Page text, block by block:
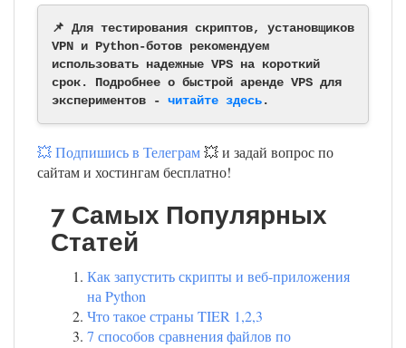
📌 Для тестирования скриптов, установщиков
VPN и Python-ботов рекомендуем
использовать надежные VPS на короткий
срок. Подробнее о быстрой аренде VPS для
экспериментов - читайте здесь.
💥 Подпишись в Телеграм💥 и задай вопрос по
сайтам и хостингам бесплатно!
7 Самых Популярных
Статей
Как запустить скрипты и веб-приложения
на Python
Что такое страны TIER 1,2,3
7 способов сравнения файлов по